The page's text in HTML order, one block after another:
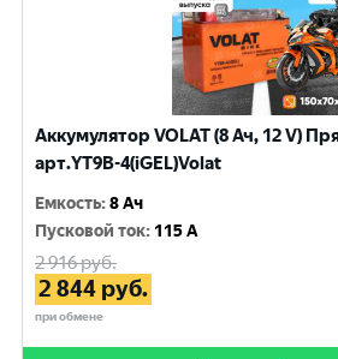
Аккумулятор VOLAT (8 Ач, 12 V)
арт.YT9B-4(iGEL)Volat
Емкость:8 Ач
Пусковой ток: 115 A
2 916руб.
2 844 руб.
при обмене